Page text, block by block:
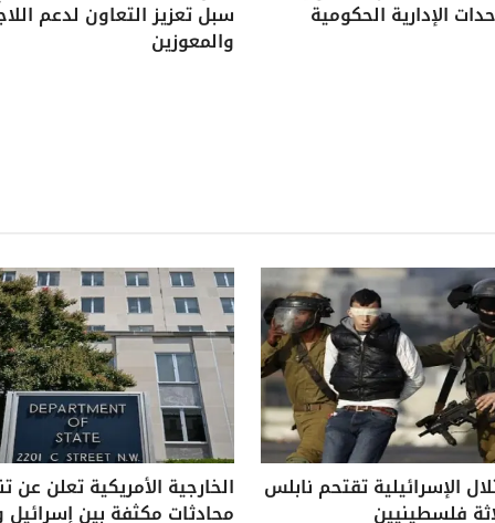
الإدارية الحكومية سبل تعزيز التعاون لدعم
والمعوزين
الإسرائيلية تقتحم نابلس
فلسطينيين
الخارجية الأمريكية تعلن عن
محادثات مكثفة بين إسرائيل